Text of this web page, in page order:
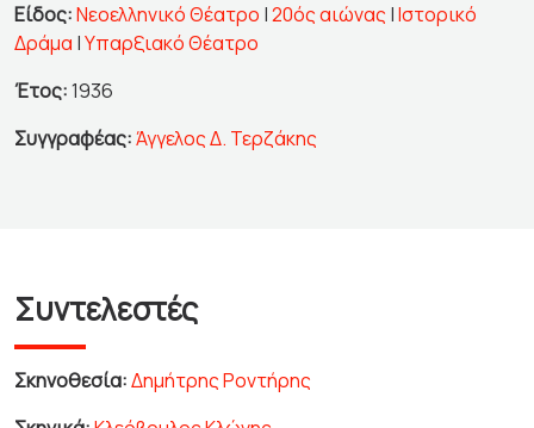
Είδος:Νεοελληνικό Θέατρο |20ός αιώνας |Ιστορικό
Δράμα |Υπαρξιακό Θέατρο
Έτος:1936
Συγγραφέας:Άγγελος Δ. Τερζάκης
Συντελεστές
Σκηνοθεσία:Δημήτρης Ροντήρης